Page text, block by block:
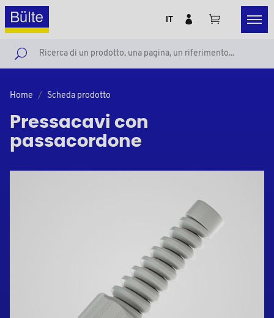
IT
Home Scheda prodotto
Pressacavi con
passacordone